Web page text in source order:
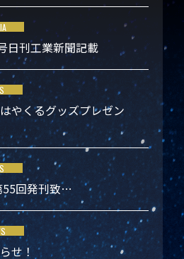
日刊工業新聞記載
やくるグッズプレゼン
回発刊致…
せ！